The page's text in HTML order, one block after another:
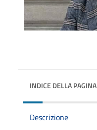
INDICE DELLA PAGINA
Descrizione